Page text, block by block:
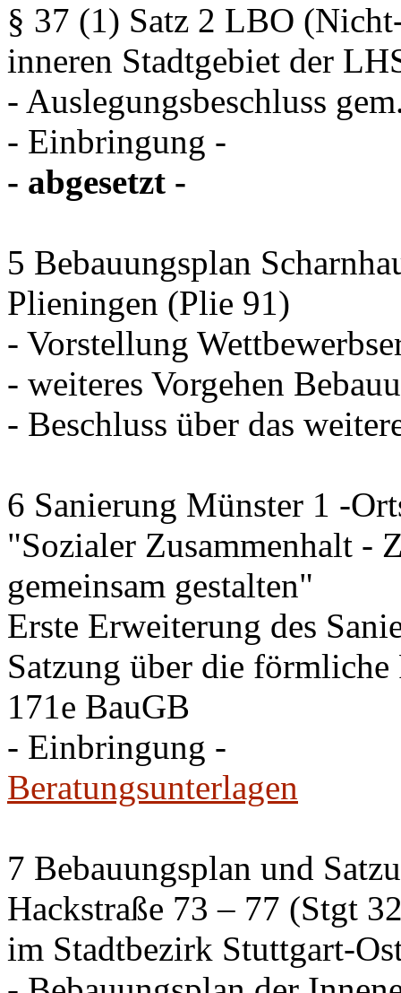
§ 37 (1) Satz 2 LBO
inneren Stadtgebiet der
- Auslegungsbeschluss
- Einbringung -
- abgesetzt -
5 Bebauungsplan
Plieningen (Plie 91)
- Vorstellung
- weiteres Vorgehen
- Beschluss über das
6 Sanierung Münster 1 -
"Sozialer Zusammenhalt -
gemeinsam gestalten"
Erste Erweiterung des
Satzung über die
171e BauGB
- Einbringung -
Beratungsunterlagen
7 Bebauungsplan und
Hackstraße 73 – 77 (Stgt
im Stadtbezirk Stuttgart-